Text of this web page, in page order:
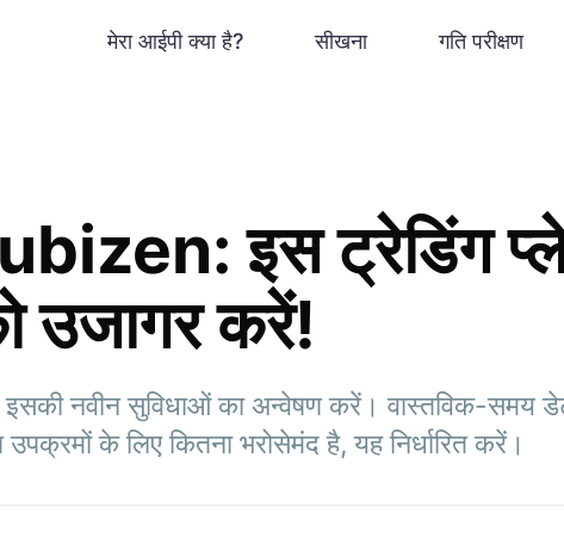
मेरा आईपी क्या है? सीखना गति परीक्षण
इस ट्रेडिंग
उजागर करें!
नवीन सुविधाओं का अन्वेषण करें। वास्तविक-समय
के लिए कितना भरोसेमंद है, यह निर्धारित करें।